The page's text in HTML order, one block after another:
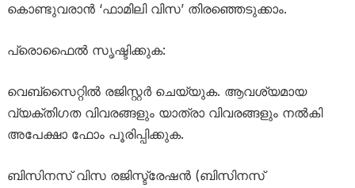
കൊണ്ടുവരാൻ ‘ഫാമിലി വിസ’ തിരഞ്ഞെടുക്കാം.
പ്രൊഫൈൽ സൃഷ്ടിക്കുക:
വെബ്സൈറ്റിൽ രജിസ്റ്റർ ചെയ്യുക. ആവശ്യമായ
വ്യക്തിഗത വിവരങ്ങളും യാത്രാ വിവരങ്ങളും നൽകി
അപേക്ഷാ ഫോം പൂരിപ്പിക്കുക.
ബിസിനസ് വിസ രജിസ്ട്രേഷൻ (ബിസിനസ്